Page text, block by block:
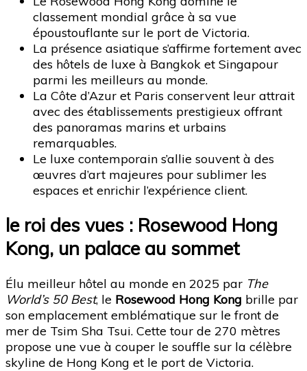
classement mondial grâce à sa vue
époustouflante sur le port de Victoria.
La présence asiatique s’affirme fortement avec
des hôtels de luxe à Bangkok et Singapour
parmi les meilleurs au monde.
La Côte d’Azur et Paris conservent leur attrait
avec des établissements prestigieux offrant
des panoramas marins et urbains
remarquables.
Le luxe contemporain s’allie souvent à des
œuvres d’art majeures pour sublimer les
espaces et enrichir l’expérience client.
le roi des vues : Rosewood Hong
Kong, un palace au sommet
Élu meilleur hôtel au monde en 2025 par The
World’s 50 Best, le Rosewood Hong Kong brille par
son emplacement emblématique sur le front de
mer de Tsim Sha Tsui. Cette tour de 270 mètres
propose une vue à couper le souffle sur la célèbre
skyline de Hong Kong et le port de Victoria.